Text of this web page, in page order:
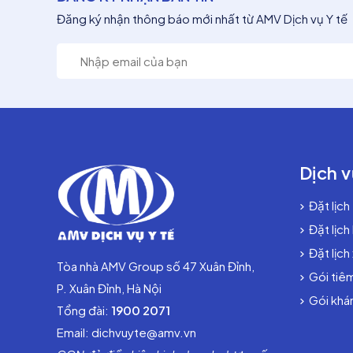
Đăng ký nhận thông báo mới nhất từ AMV Dịch vụ Y tế
Tòa nhà AMV Group số 47 Xuân Đỉnh,
P. Xuân Đỉnh, Hà Nội
Tổng đài: 1900 2071
Email: dichvuyte@amv.vn
Dịch
Đặt lịch
Đặt lịch
Đặt lịch
Gói
Gói